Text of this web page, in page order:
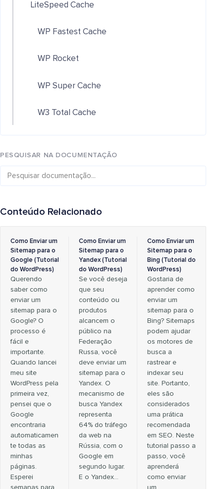
LiteSpeed Cache
WP Fastest Cache
WP Rocket
WP Super Cache
W3 Total Cache
PESQUISAR NA DOCUMENTAÇÃO
Conteúdo Relacionado
Como Enviar um
Sitemap para o
Google (Tutorial
do WordPress)
Querendo
saber como
enviar um
sitemap para o
Google? O
processo é
fácil e
importante.
Quando lancei
meu site
WordPress pela
primeira vez,
pensei que o
Google
encontraria
automaticamen
te todas as
minhas
páginas.
Esperei
semanas para
Como Enviar um
Sitemap para o
Yandex (Tutorial
do WordPress)
Se você deseja
que seu
conteúdo ou
produtos
alcancem o
público na
Federação
Russa, você
deve enviar um
sitemap para o
Yandex. O
mecanismo de
busca Yandex
representa
64% do tráfego
da web na
Rússia, com o
Google em
segundo lugar.
E o Yandex...
Como Enviar um
Sitemap para o
Bing (Tutorial do
WordPress)
Gostaria de
aprender como
enviar um
sitemap para o
Bing? Sitemaps
podem ajudar
os motores de
busca a
rastrear e
indexar seu
site. Portanto,
eles são
considerados
uma prática
recomendada
em SEO. Neste
tutorial passo a
passo, você
aprenderá
como enviar
um…